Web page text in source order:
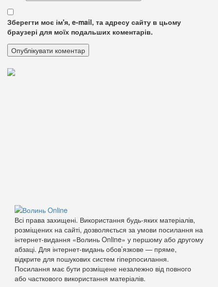
Зберегти моє ім'я, e-mail, та адресу сайту в цьому
браузері для моїх подальших коментарів.
Всі права захищені. Використання будь-яких матеріалів,
розміщених на сайті, дозволяється за умови посилання на
інтернет-видання «Волинь Online» у першому або другому
абзаці. Для інтернет-видань обов’язкове — пряме,
відкрите для пошукових систем гіперпосилання.
Посилання має бути розміщене незалежно від повного
або часткового використання матеріалів.